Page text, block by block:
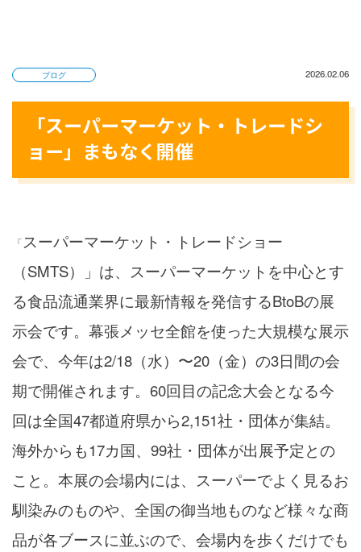
ブログ 2026.02.06
「スーパーマーケット・トレードシ
ョー」まもなく開催
「スーパーマーケット・トレードショー
（SMTS）」は、スーパーマーケットを中心とす
る食品流通業界に最新情報を発信するBtoBの展
示会です。幕張メッセ全館を使った大規模な展示
会で、今年は2/18（水）〜20（金）の3日間の会
期で開催されます。60回目の記念大会となる今
回は全国47都道府県から2,151社・団体が集結。
海外からも17カ国、99社・団体が出展予定との
こと。本展の会場内には、スーパーでよく見るお
馴染みのものや、全国の御当地ものなど様々な商
品が各ブースに並ぶので、会場内を歩くだけでも